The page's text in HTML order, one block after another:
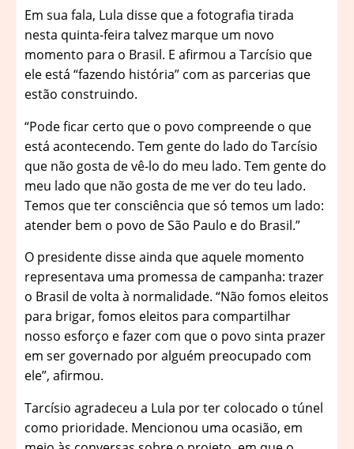
Em sua fala, Lula disse que a fotografia tirada
nesta quinta-feira talvez marque um novo
momento para o Brasil. E afirmou a Tarcísio que
ele está “fazendo história” com as parcerias que
estão construindo.
“Pode ficar certo que o povo compreende o que
está acontecendo. Tem gente do lado do Tarcísio
que não gosta de vê-lo do meu lado. Tem gente do
meu lado que não gosta de me ver do teu lado.
Temos que ter consciência que só temos um lado:
atender bem o povo de São Paulo e do Brasil.”
O presidente disse ainda que aquele momento
representava uma promessa de campanha: trazer
o Brasil de volta à normalidade. “Não fomos eleitos
para brigar, fomos eleitos para compartilhar
nosso esforço e fazer com que o povo sinta prazer
em ser governado por alguém preocupado com
ele”, afirmou.
Tarcísio agradeceu a Lula por ter colocado o túnel
como prioridade. Mencionou uma ocasião, em